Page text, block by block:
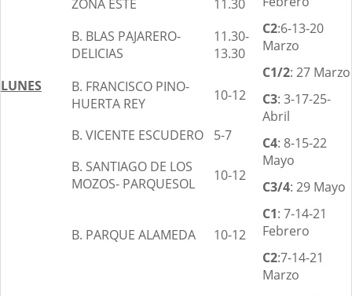
LUNES
ZONA ESTE
11.30
C2:6-13-20
Marzo
C1/2: 27 Marzo
C3: 3-17-25-
Abril
C4: 8-15-22
Mayo
C3/4: 29 Mayo
B. BLAS PAJARERO-
DELICIAS
11.30-
13.30
B. FRANCISCO PINO-
HUERTA REY
10-12
B. VICENTE ESCUDERO
5-7
B. SANTIAGO DE LOS
MOZOS- PARQUESOL
10-12
B. PARQUE ALAMEDA 10-12
C1: 7-14-21
Febrero
C2:7-14-21
Marzo